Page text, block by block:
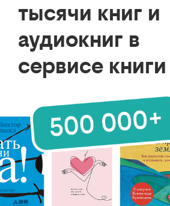
тысячи книг и
аудиокниг в
сервисе